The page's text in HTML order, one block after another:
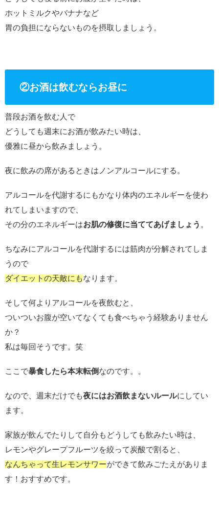
ホットミルクやバナナなど
胃の負担にならないものを摂取しましょう。
②お酒は飲むならお昼に
普段お酒を飲む人で
どうしても週末にお酒が飲みたい時は、
優雅に昼から飲みましょう。
夜に飲みの席があるときはノンアルコールにする。
アルコールを代謝するにもかなり体内のエネルギーを使わ
れてしまいますので、
その分のエネルギーはお肌の修復に当ててあげましょう 。
ちなみにアルコールを代謝するには筋肉が分解されてしま
うので
ダイエットの天敵にもなります。
そして何よりアルコールを夜飲むと、
ついついお腹が空いてなくても食べちゃう経験ありません
か？
私は毎回そうです。笑
ここで暴食したら本末転倒なのです。。
なので、週末だけでも夜にはお酒飲まないルールにしてい
ます。
家族が飲んでたりして自分もどうしても飲みたい時は、
レモンやグレープフルーツを絞って炭酸で割ると、
なんちゃって生レモンサワーができて飲みごたえがありま
す！おすすめです。